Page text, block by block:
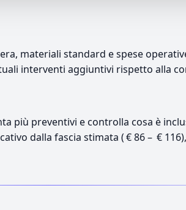
materiali standard e spese
interventi aggiuntivi rispetto alla
più preventivi e controlla cosa è
dalla fascia stimata ( € 86 – €